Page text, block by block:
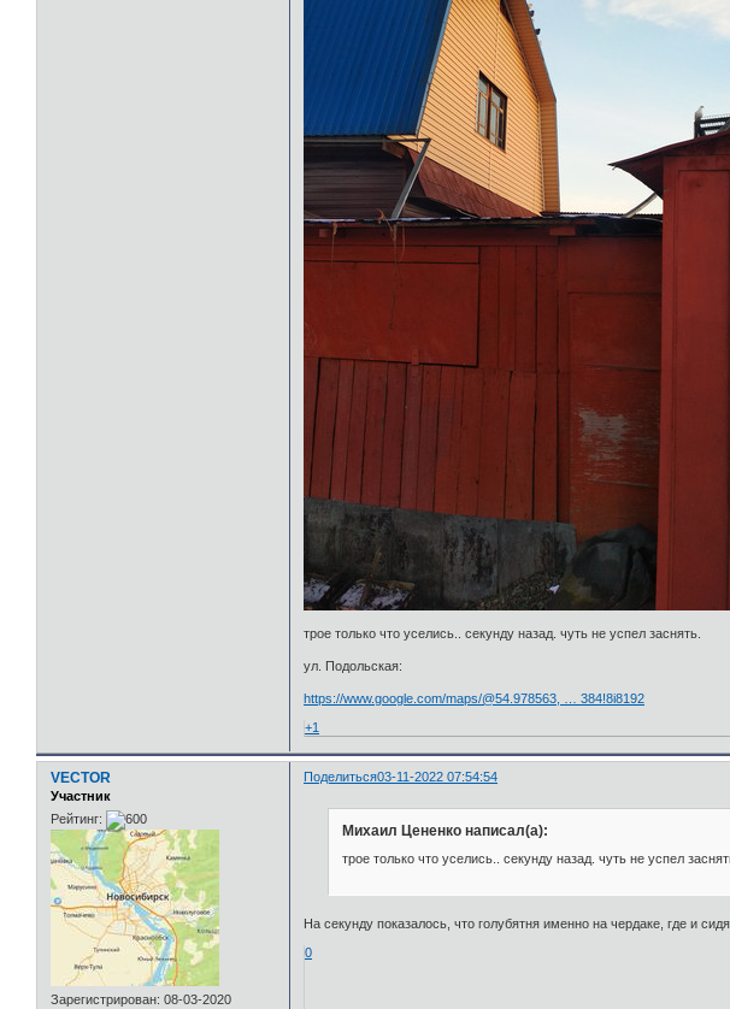
трое только что уселись.. секунду назад. чуть не успел заснять.
ул. Подольская:
https://www.google.com/maps/@54.978563, … 384!8i8192
+1
Поделиться03-11-2022 07:54:54
VECTOR
Участник
Рейтинг:
Зарегистрирован: 08-03-2020
Михаил Цененко написал(а):
трое только что уселись.. секунду назад. чуть не успел
На секунду показалось, что голубятня именно на чердаке, где и
0